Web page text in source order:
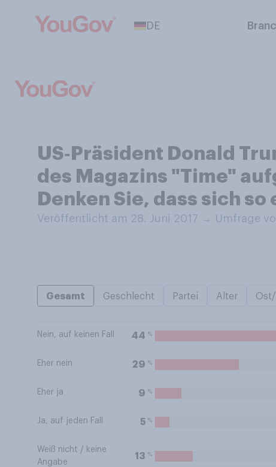
DE
US‑Präsident Donald
des Magazins "Time"
Denken Sie, dass sich
Veröffentlicht am 28. Juni 2017 → Umfrage
Gesamt Geschlecht Partei Alter
Nein, auf keinen Fall 44 %
Eher nein 29 %
Eher ja 9 %
Ja, auf jeden Fall 5 %
Weiß nicht / keine
Angabe
13 %